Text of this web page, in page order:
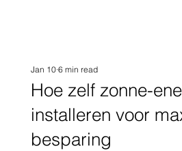
Hoe zelf zonne-
installeren voor
besparing
Jan 10 6 min read